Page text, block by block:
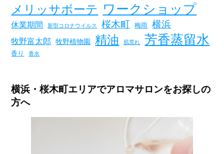
メリッサボーテ ワークショップ
休業期間 新型コロナウイルス 桜木町 梅雨 横浜
牧野富太郎 牧野植物園 精油 肌荒れ 芳香蒸留水
香り 香水
横浜・桜木町エリアでアロマサロンをお探しの
方へ